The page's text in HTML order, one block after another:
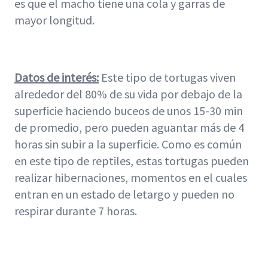
es que el macho tiene una cola y garras de
mayor longitud.
Datos de interés: Este tipo de tortugas viven
alrededor del 80% de su vida por debajo de la
superficie haciendo buceos de unos 15-30 min
de promedio, pero pueden aguantar más de 4
horas sin subir a la superficie. Como es común
en este tipo de reptiles, estas tortugas pueden
realizar hibernaciones, momentos en el cuales
entran en un estado de letargo y pueden no
respirar durante 7 horas.